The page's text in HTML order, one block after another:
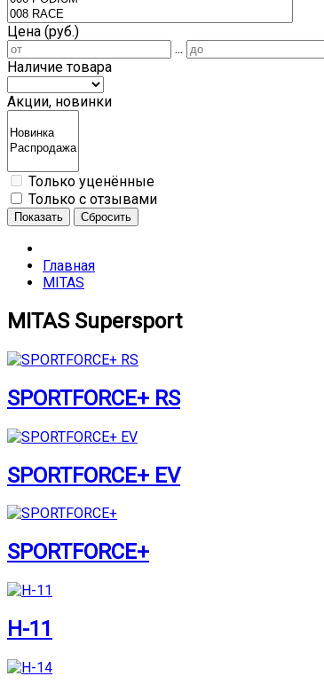
Цена (руб.)
...
Наличие товара
Акции, новинки
Только уценённые
Только с отзывами
Показать Сбросить
Главная
MITAS
MITAS Supersport
SPORTFORCE+ RS
SPORTFORCE+ EV
SPORTFORCE+
H-11